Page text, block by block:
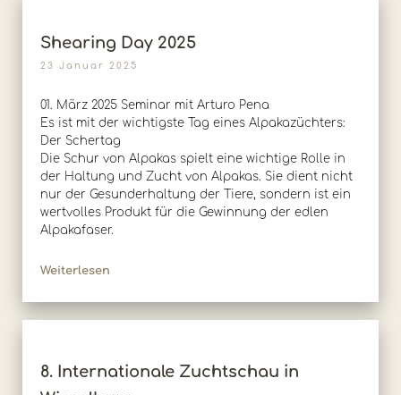
Shearing Day 2025
23 Januar 2025
01. März 2025 Seminar mit Arturo Pena
Es ist mit der wichtigste Tag eines Alpakazüchters:
Der Schertag
Die Schur von Alpakas spielt eine wichtige Rolle in
der Haltung und Zucht von Alpakas. Sie dient nicht
nur der Gesunderhaltung der Tiere, sondern ist ein
wertvolles Produkt für die Gewinnung der edlen
Alpakafaser.
Weiterlesen
8. Internationale Zuchtschau in